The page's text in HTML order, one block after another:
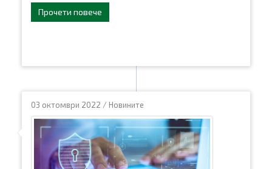
Прочети повече
03 октомври 2022 / Новините